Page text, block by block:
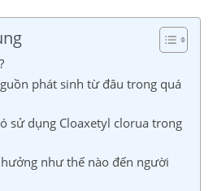
phát sinh từ đâu trong quá
sử dụng Cloaxetyl clorua trong
như thế nào đến người